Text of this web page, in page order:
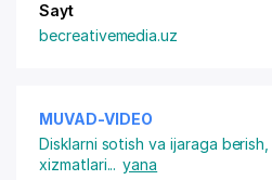
Sayt
becreativemedia.uz
MUVAD-VIDEO
Disklarni sotish va ijaraga berish
xizmatlari... yana